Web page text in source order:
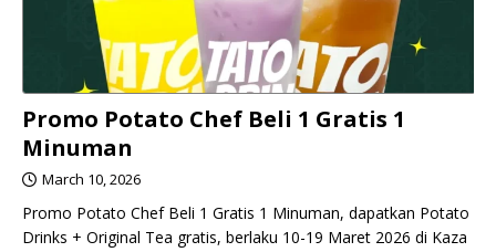
Promo Potato Chef Beli 1 Gratis 1
Minuman
March 10, 2026
Promo Potato Chef Beli 1 Gratis 1 Minuman, dapatkan Potato
Drinks + Original Tea gratis, berlaku 10-19 Maret 2026 di Kaza